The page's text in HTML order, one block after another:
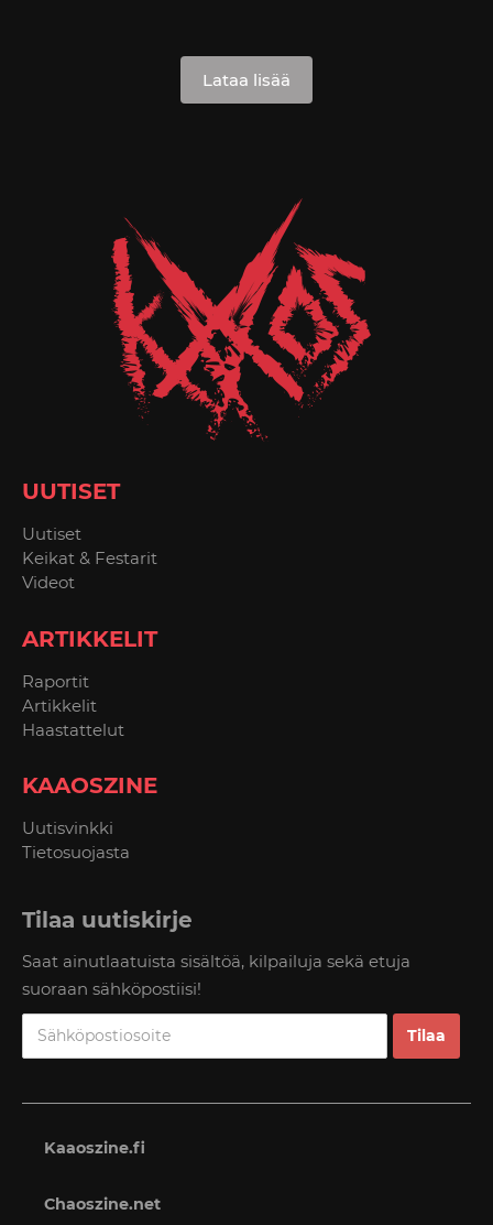
Lataa lisää
UUTISET
Uutiset
Keikat & Festarit
Videot
ARTIKKELIT
Raportit
Artikkelit
Haastattelut
KAAOSZINE
Uutisvinkki
Tietosuojasta
Tilaa uutiskirje
Saat ainutlaatuista sisältöä, kilpailuja sekä etuja
suoraan sähköpostiisi!
Kaaoszine.fi
Chaoszine.net